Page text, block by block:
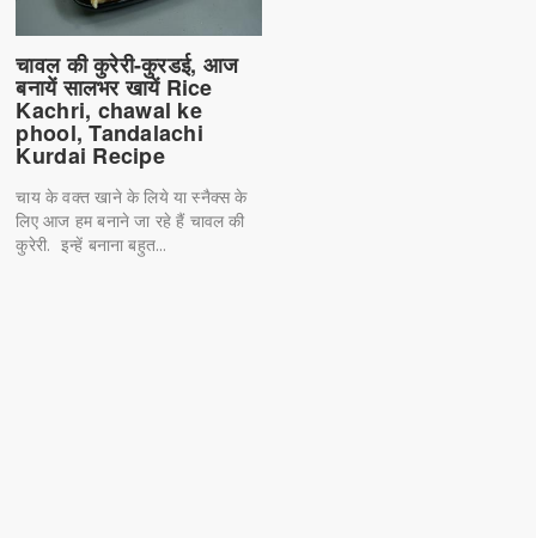
चावल की कुरेरी-कुरडई, आज
बनायें सालभर खायें Rice
Kachri, chawal ke
phool, Tandalachi
Kurdai Recipe
चाय के वक्त खाने के लिये या स्नैक्स के
लिए आज हम बनाने जा रहे हैं चावल की
कुरेरी. इन्हें बनाना बहुत...